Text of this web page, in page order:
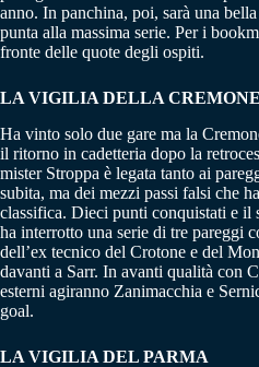
anno. In panchina, poi, sarà una
punta alla massima serie. Per i
fronte delle quote degli ospiti.
LA VIGILIA DELLA
Ha vinto solo due gare ma la
il ritorno in cadetteria dopo la
mister Stroppa è legata tanto ai
subita, ma dei mezzi passi falsi che
classifica. Dieci punti conquistati e il
ha interrotto una serie di tre pareggi
dell’ex tecnico del Crotone e del
davanti a Sarr. In avanti qualità con
esterni agiranno Zanimacchia e
goal.
LA VIGILIA DEL PARMA